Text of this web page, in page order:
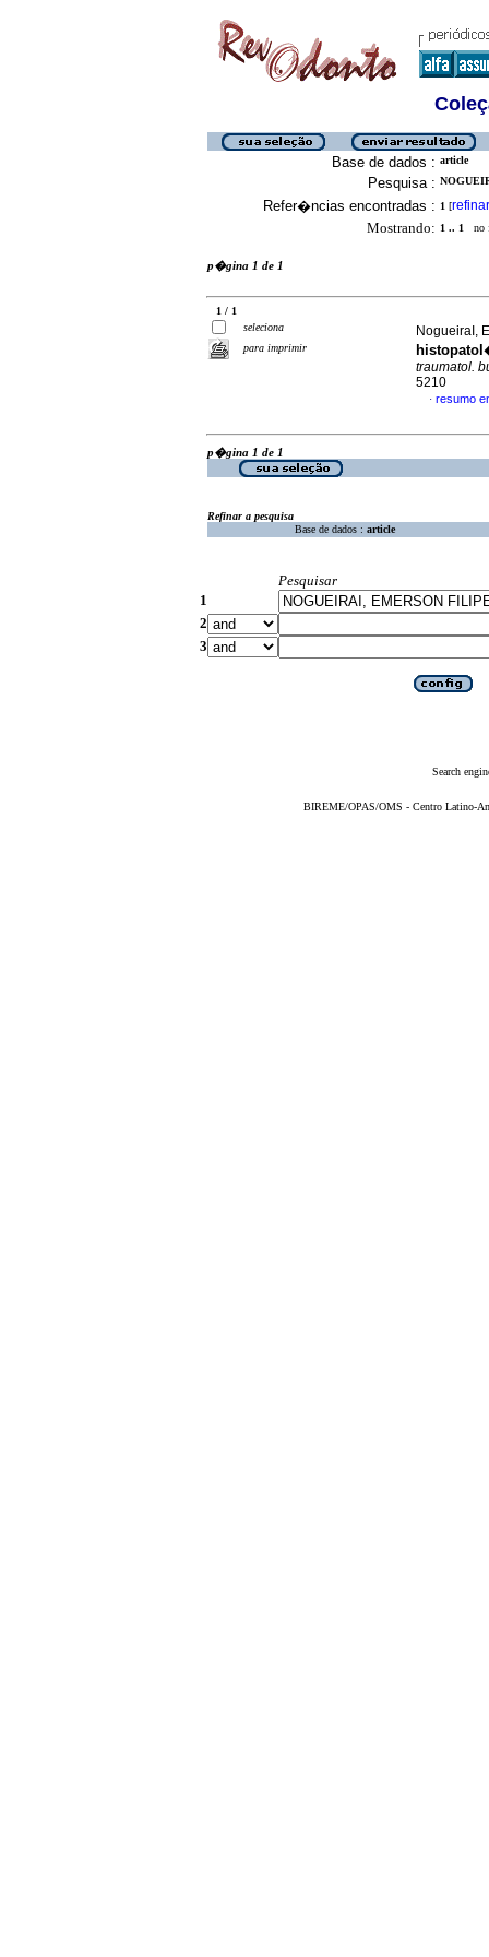
Base de dados : article
Pesquisa :
Refer�ncias encontradas : 1 [refinar
Mostrando: 1 .. 1 no
p�gina 1 de 1
1 / 1
seleciona
para imprimir
NogueiraI,
traumatol.
5210
· resumo
p�gina 1 de 1
Refinar a pesquisa
Base de dados : article
Pesquisar
1
2
3
Search
BIREME/OPAS/OMS - Centro Latino-